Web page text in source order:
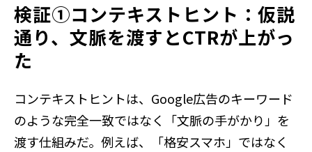
検証①コンテキストヒント：仮説
通り、文脈を渡すとCTRが上がっ
た
コンテキストヒントは、Google広告のキーワード
のような完全一致ではなく「文脈の手がかり」を
渡す仕組みだ。例えば、「格安スマホ」ではなく